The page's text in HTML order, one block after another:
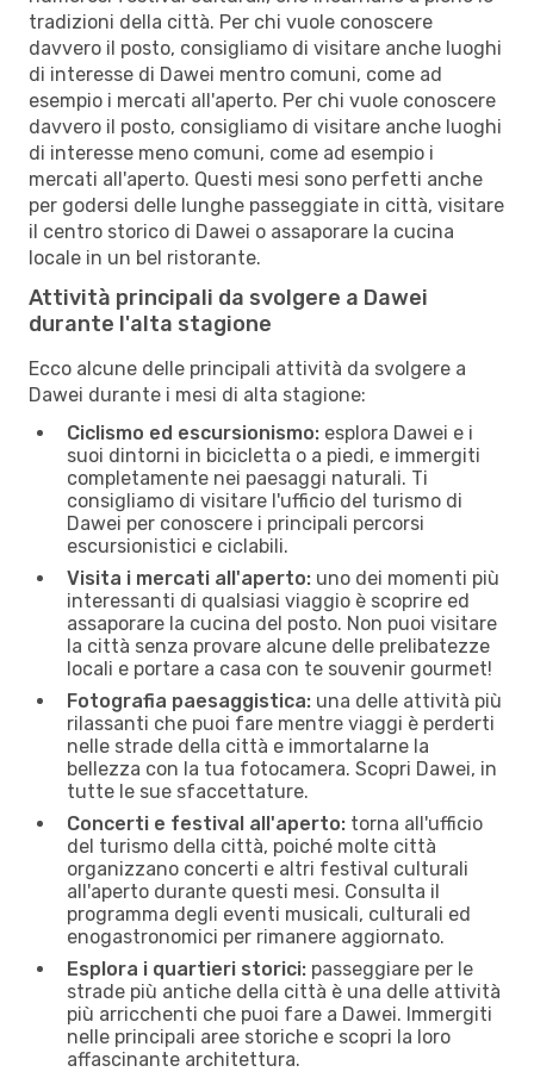
tradizioni della città. Per chi vuole conoscere
davvero il posto, consigliamo di visitare anche luoghi
di interesse di Dawei mentro comuni, come ad
esempio i mercati all'aperto. Per chi vuole conoscere
davvero il posto, consigliamo di visitare anche luoghi
di interesse meno comuni, come ad esempio i
mercati all'aperto. Questi mesi sono perfetti anche
per godersi delle lunghe passeggiate in città, visitare
il centro storico di Dawei o assaporare la cucina
locale in un bel ristorante.
Attività principali da svolgere a Dawei
durante l'alta stagione
Ecco alcune delle principali attività da svolgere a
Dawei durante i mesi di alta stagione:
Ciclismo ed escursionismo: esplora Dawei e i
suoi dintorni in bicicletta o a piedi, e immergiti
completamente nei paesaggi naturali. Ti
consigliamo di visitare l'ufficio del turismo di
Dawei per conoscere i principali percorsi
escursionistici e ciclabili.
Visita i mercati all'aperto: uno dei momenti più
interessanti di qualsiasi viaggio è scoprire ed
assaporare la cucina del posto. Non puoi visitare
la città senza provare alcune delle prelibatezze
locali e portare a casa con te souvenir gourmet!
Fotografia paesaggistica: una delle attività più
rilassanti che puoi fare mentre viaggi è perderti
nelle strade della città e immortalarne la
bellezza con la tua fotocamera. Scopri Dawei, in
tutte le sue sfaccettature.
Concerti e festival all'aperto: torna all'ufficio
del turismo della città, poiché molte città
organizzano concerti e altri festival culturali
all'aperto durante questi mesi. Consulta il
programma degli eventi musicali, culturali ed
enogastronomici per rimanere aggiornato.
Esplora i quartieri storici: passeggiare per le
strade più antiche della città è una delle attività
più arricchenti che puoi fare a Dawei. Immergiti
nelle principali aree storiche e scopri la loro
affascinante architettura.